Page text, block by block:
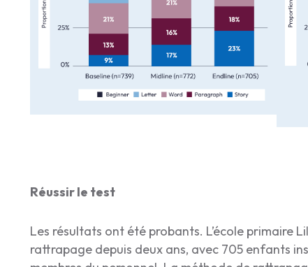
Réussir le test
Les résultats ont été probants. L’école primaire
rattrapage depuis deux ans, avec 705 enfants